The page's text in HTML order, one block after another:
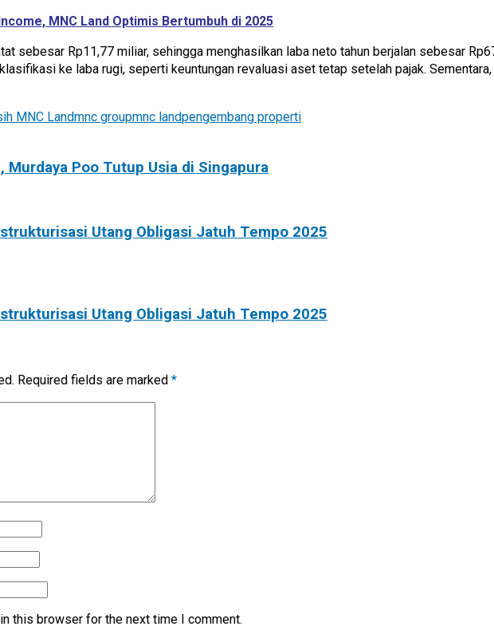
MNC Land Optimis Bertumbuh di 2025
sebesar Rp11,77 miliar, sehingga menghasilkan laba neto tahun berjalan sebesar
ke laba rugi, seperti keuntungan revaluasi aset tetap setelah pajak.
MNC Landmnc groupmnc landpengembang properti
Murdaya Poo Tutup Usia di Singapura
Utang Obligasi Jatuh Tempo 2025
Utang Obligasi Jatuh Tempo 2025
Required fields are marked *
this browser for the next time I comment.